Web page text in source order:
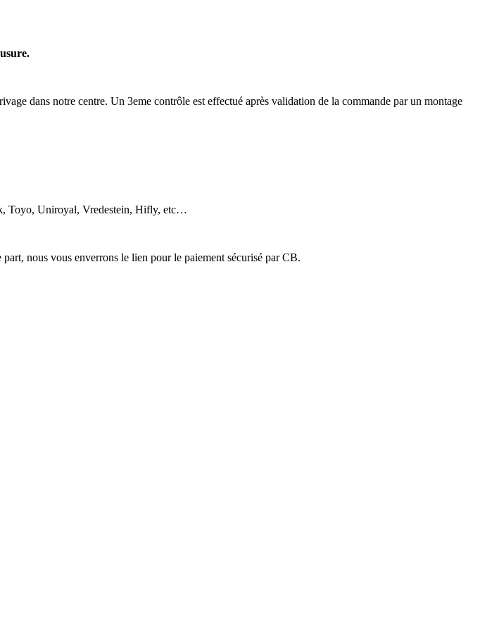
dans notre centre. Un 3eme contrôle est effectué après validation de la commande par un montage
Toyo, Uniroyal, Vredestein, Hifly, etc…
nous vous enverrons le lien pour le paiement sécurisé par CB.